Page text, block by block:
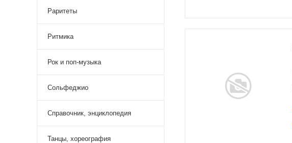
Раритеты
Ритмика
Рок и поп-музыка
Сольфеджио
Справочник, энциклопедия
Танцы, хореография